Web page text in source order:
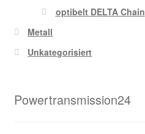
optibelt DELTA Chain
Metall
Unkategorisiert
Powertransmission24